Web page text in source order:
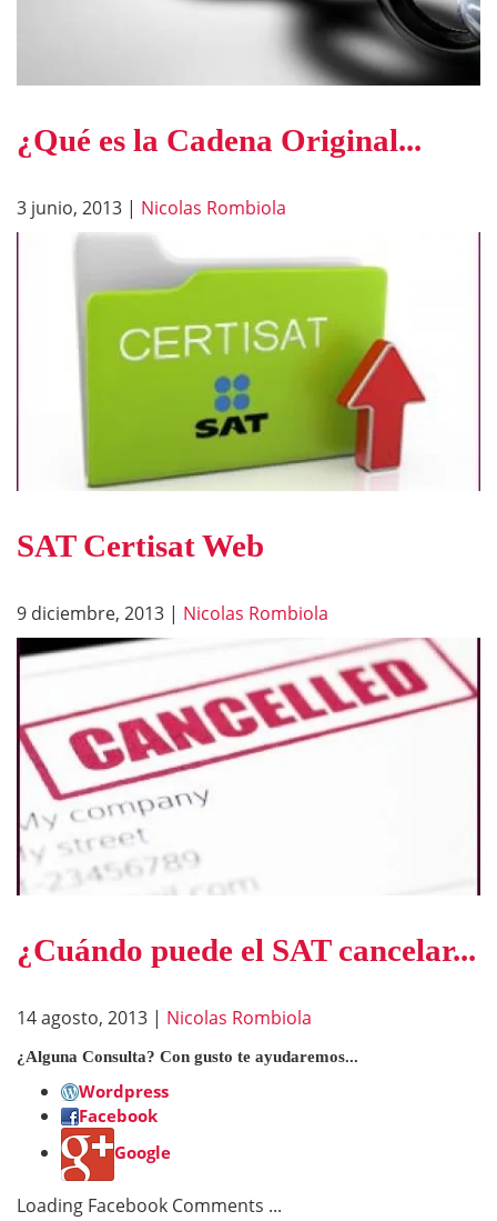
¿Qué es la Cadena Original...
3 junio, 2013 | Nicolas Rombiola
SAT Certisat Web
9 diciembre, 2013 | Nicolas Rombiola
¿Cuándo puede el SAT cancelar...
14 agosto, 2013 | Nicolas Rombiola
¿Alguna Consulta? Con gusto te ayudaremos...
Wordpress
Facebook
Google
Loading Facebook Comments ...